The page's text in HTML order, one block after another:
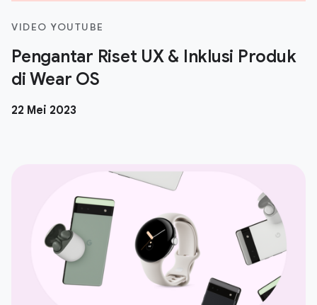
VIDEO YOUTUBE
Pengantar Riset UX & Inklusi Produk
di Wear OS
22 Mei 2023